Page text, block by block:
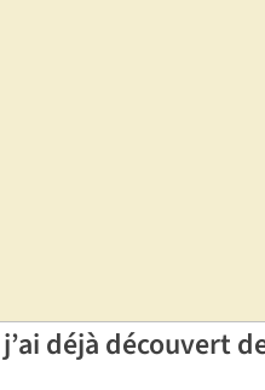
déjà découvert